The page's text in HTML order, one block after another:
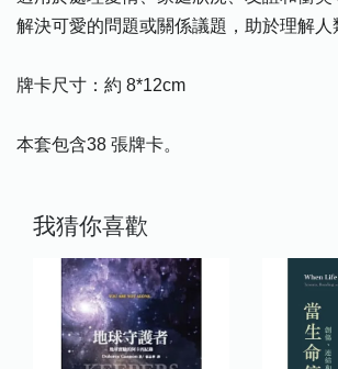
解決可愛的問題或關係議題，助於理解人
牌卡尺寸：約 8*12cm
本套包含38 張牌卡。
我猜你喜歡